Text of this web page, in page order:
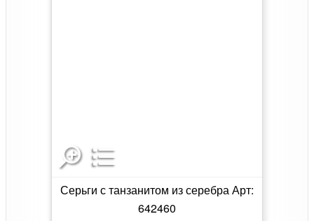
Серьги с танзанитом из серебра Арт:
642460